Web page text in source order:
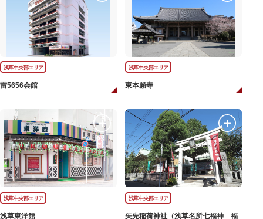
浅草中央部エリア
雷5656会館
浅草中央部エリア
東本願寺
浅草中央部エリア
浅草東洋館
浅草中央部エリア
矢先稲荷神社（浅草名所七福神 福